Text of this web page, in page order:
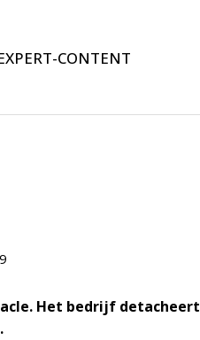
CONTENT
Het bedrijf